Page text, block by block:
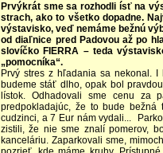
Prvýkrát sme sa rozhodli ísť na
strach, ako to všetko dopadne.
výstavisko, veď nemáme bežnú
od diaľnice pred Padovou až po
slovíčko FIERRA – teda
„pomocníka“.
Prvý stres z hľadania sa nekonal.
budeme stáť dlho, opak bol
lístok. Odhadovali sme cenu za
predpokladajúc, že to bude
cudzinci, a 7 Eur nám vydali...
zistili, že nie sme znalí pomerov,
kanceláriu. Zaparkovali sme,